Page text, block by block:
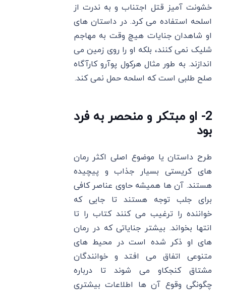
خشونت ‌آمیز قتل اجتناب و به ندرت از
اسلحه استفاده می ‌کرد. در داستان ‌های
او شاهدان جنایات هیچ وقت به مهاجم
شلیک نمی‌ کنند، بلکه او را روی زمین می
‌اندازند. به طور مثال هرکول پوآرو کارآگاه
صلح ‌طلبی است که اسلحه حمل نمی ‌کند.
2- او مبتکر و منحصر به فرد
بود
طرح داستان یا موضوع اصلی اکثر رمان‌
های کریستی بسیار جذاب و پیچیده
هستند. آن ها همیشه حاوی عناصر کافی
برای جلب توجه هستند تا جایی که
خواننده را ترغیب می‌ کنند کتاب را تا
انتها بخواند. بیشتر جنایاتی که در رمان‌
های او ذکر شده است در محیط‌ های
متنوعی اتفاق می ‌افتد و خوانندگان
مشتاق کنجکاو می ‌شوند تا درباره
چگونگی وقوع آن ها اطلاعات بیشتری